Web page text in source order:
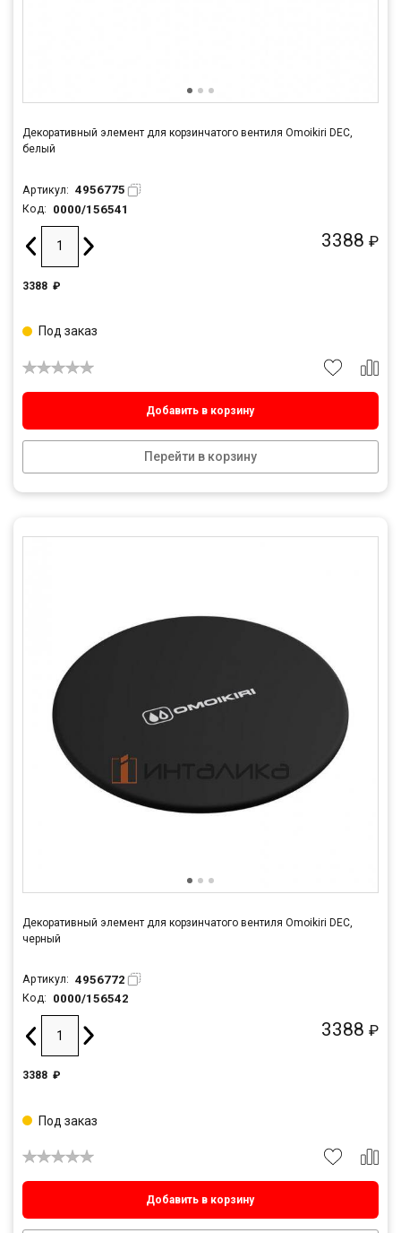
Декоративный элемент для корзинчатого вентиля Omoikiri DEC,
белый
Артикул: 4956775
Код: 0000/156541
3388 ₽
3388 ₽
Добавить в корзину
Перейти в корзину
Под заказ
Декоративный элемент для корзинчатого вентиля Omoikiri DEC,
черный
Артикул: 4956772
Код: 0000/156542
3388 ₽
3388 ₽
Добавить в корзину
Под заказ